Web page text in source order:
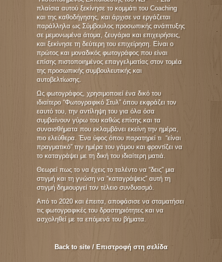
πλαίσια αυτού ξεκίνησε το κομμάτι του Coaching
και της καθοδήγησης, και άρχισε να εργάζεται
παράλληλα ως Σύμβουλος προσωπικής ανάπτυξης
σε μεμονωμένα άτομα, ζευγάρια και επιχειρήσεις,
και ξεκίνησε τη δεύτερη του επιχείρηση. Είναι ο
πρώτος και μοναδικός φωτογράφος που είναι
επίσης πιστοποιημένος επαγγελματίας στον τομέα
της προσωπικής συμβουλευτικής και
αυτοβελτίωσης.
Ως φωτογράφος, χρησιμοποιεί ένα δικό του
ιδιαίτερο “Φωτογραφικό Στυλ” όπου εκφράζει τον
εαυτό του, την αντίληψη του για όλα όσα
συμβαίνουν γύρω του καθώς επίσης και τα
συναισθήματα που εκλαμβάνει εκείνη την ημέρα,
πιο ελεύθερα. Ένα ύφος όπου παρατηρεί τι “είναι
πραγματικό” την ημέρα του γάμου και φροντίζει να
το καταγράψει με τη δική του ιδιαίτερη ματιά.
Θεωρεί πως το να έχεις το ταλέντο να “δεις” μια
στιγμή και τη γνώση να “καταγράψεις” αυτή τη
στιγμή δημιουργεί τον τέλειο συνδυασμό.
Από το 2020 και έπειτα, αποφάσισε να σταματήσει
τις φωτογραφικές του δραστηριότητες και να
ασχοληθεί με τα επόμενά του βήματα.
Back to site / Επιστροφή στη σελίδα